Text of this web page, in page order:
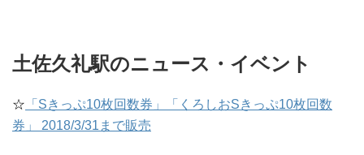
土佐久礼駅のニュース・イベント
☆ 「Sきっぷ10枚回数券」「くろしおSきっぷ10枚回数
券」 2018/3/31まで販売